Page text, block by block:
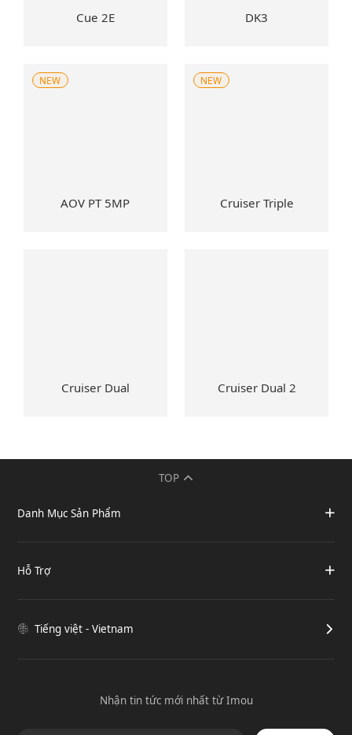
Cue 2E DK3
AOV PT 5MP
NEW
Cruiser Triple
NEW
Cruiser Dual Cruiser Dual 2
TOP
Danh Mục Sản Phẩm
Hỗ Trợ
Tiếng việt - Vietnam
Nhận tin tức mới nhất từ Imou